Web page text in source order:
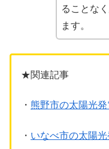
ることな
ます。
★関連記事
・ 熊野市の太陽光発
・ いなべ市の太陽光